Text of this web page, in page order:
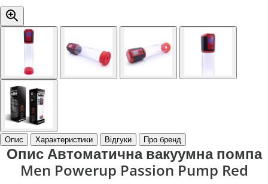
Опис Характеристики Відгуки Про бренд
Опис Автоматична вакуумна помпа
Men Powerup Passion Pump Red